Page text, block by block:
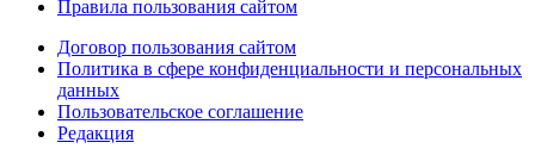
Правила пользования сайтом
Договор пользования сайтом
Политика в сфере конфиденциальности и персональных
данных
Пользовательское соглашение
Редакция